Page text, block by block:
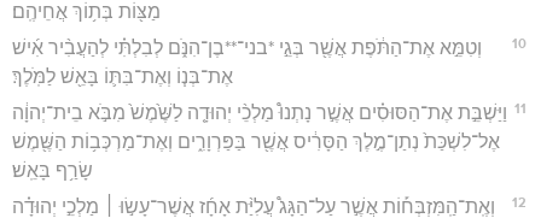
מַצּ֖וֹת בְּת֥וֹךְ אֲחֵיהֶֽם׃
10
וְטִמֵּ֣א אֶת־הַתֹּ֔פֶת אֲשֶׁ֖ר בְּגֵ֣י *בני־**בֶן־הִנֹּ֑ם לְבִלְתִּ֗י לְהַעֲבִ֨יר אִ֜ישׁ
אֶת־בְּנ֧וֹ וְאֶת־בִּתּ֛וֹ בָּאֵ֖שׁ לַמֹּֽלֶךְ׃
11 וַיַּשְׁבֵּ֣ת אֶת־הַסּוּסִ֗ים אֲשֶׁ֣ר נָתְנוּ֩ מַלְכֵ֨י יְהוּדָ֤ה לַשֶּׁ֙מֶשׁ֙ מִבֹּ֣א בֵית־יְהוָ֔ה
אֶל־לִשְׁכַּת֙ נְתַן־מֶ֣לֶךְ הַסָּרִ֔יס אֲשֶׁ֖ר בַּפַּרְוָרִ֑ים וְאֶת־מַרְכְּב֥וֹת הַשֶּׁ֖מֶשׁ
שָׂרַ֥ף בָּאֵֽשׁ׃
12
וְאֶֽת־הַֽמִּזְבְּח֡וֹת אֲשֶׁ֣ר עַל־הַגָּג֩ עֲלִיַּ֨ת אָחָ֜ז אֲשֶׁר־עָשׂ֣וּ ׀ מַלְכֵ֣י יְהוּדָ֗ה